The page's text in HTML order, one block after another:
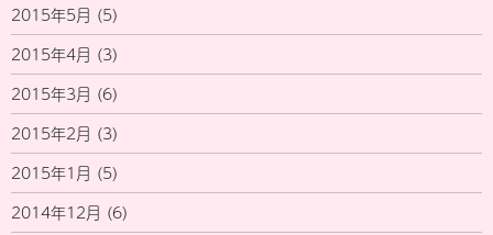
2015年5月 (5)
2015年4月 (3)
2015年3月 (6)
2015年2月 (3)
2015年1月 (5)
2014年12月 (6)